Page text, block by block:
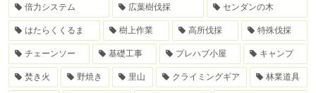
倍力システム 広葉樹伐採 センダンの木
はたらくくるま 樹上作業 高所伐採 特殊伐採
チェーンソー 基礎工事 プレハブ小屋 キャンプ
焚き火 野焼き 里山 クライミングギア 林業道具